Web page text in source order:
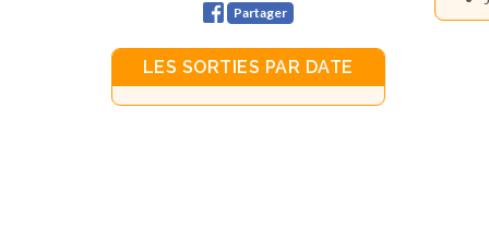
Partager
LES SORTIES PAR DATE